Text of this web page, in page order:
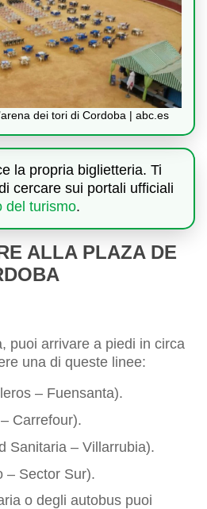
dei tori di Cordoba | abc.es
la propria biglietteria. Ti
cercare sui portali ufficiali
del turismo.
ALLA PLAZA DE
puoi arrivare a piedi in circa
una di queste linee:
– Fuensanta).
Carrefour).
Sanitaria – Villarrubia).
– Sector Sur).
o degli autobus puoi